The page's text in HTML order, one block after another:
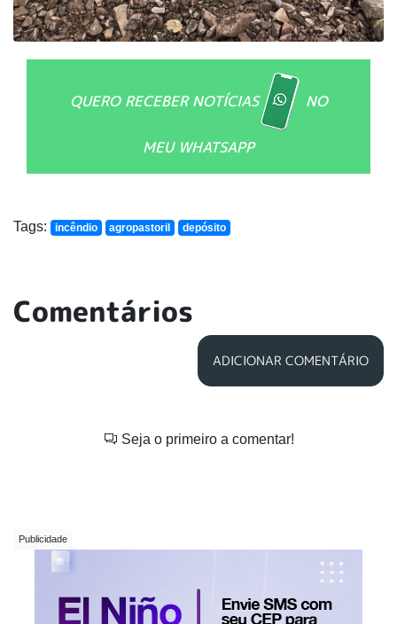
QUERO RECEBER NOTÍCIAS NO
MEU WHATSAPP
Tags: incêndio agropastoril depósito
Comentários
ADICIONAR COMENTÁRIO
Seja o primeiro a comentar!